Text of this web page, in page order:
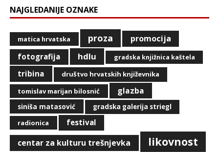
NAJGLEDANIJE OZNAKE
matica hrvatska proza promocija
fotografija hdlu gradska knjižnica kaštela
tribina
društvo hrvatskih književnika
tomislav marijan bilosnić
glazba
siniša matasović
gradska galerija striegl
radionica
festival
centar za kulturu trešnjevka likovnost